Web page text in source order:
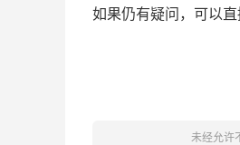
如果仍有疑问，可以
未经允许